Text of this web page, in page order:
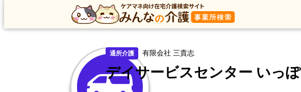
トップ
トップ
岐阜県 大垣市 通所介護 デイサービスセンター いっぽ
通所介護 有限会社 三貴志
デイサービスセンター いっぽ